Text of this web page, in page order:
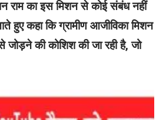
राम का इस मिशन से कोई संबंध नहीं
हुए कहा कि ग्रामीण आजीविका मिशन
जोड़ने की कोशिश की जा रही है, जो